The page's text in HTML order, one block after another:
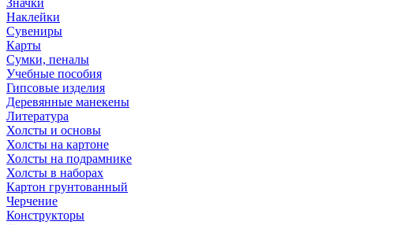
Значки
Наклейки
Сувениры
Карты
Сумки, пеналы
Учебные пособия
Гипсовые изделия
Деревянные манекены
Литература
Холсты и основы
Холсты на картоне
Холсты на подрамнике
Холсты в наборах
Картон грунтованный
Черчение
Конструкторы